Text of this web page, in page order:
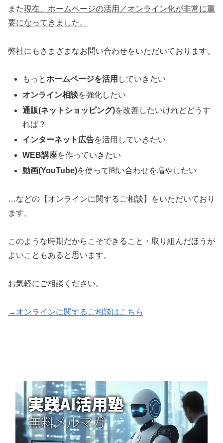
また現在、ホームページの活用／オンライン化が非常に重
要になってきました。
弊社にもさまざまなお問い合わせをいただいております。
もっとホームページを活用 していきたい
オンライン相談を強化したい
通販(ネットショッピング)を改善したいけれどどうす
れば？
インターネット広告を活用していきたい
WEB講座を作っていきたい
動画(YouTube)を使って問い合わせを増やしたい
…などの【オンラインに関するご相談】をいただいており
ます。
このような時期だからこそできること・取り組んだほうが
よいこともあると思います。
お気軽にご相談ください。
→オンラインに関するご相談はこちら